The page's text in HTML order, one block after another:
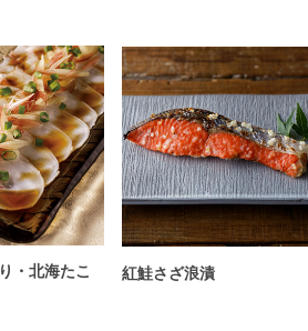
・北海たこ
紅鮭さざ浪漬